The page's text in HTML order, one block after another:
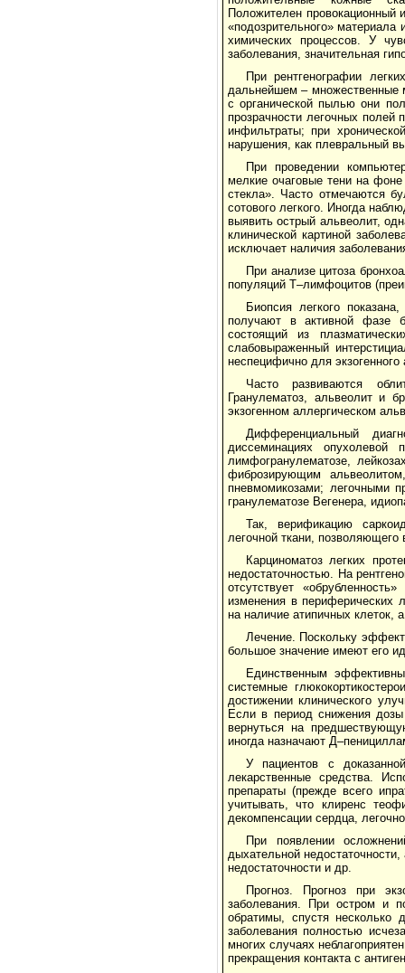
Положителен провокационный
«подозрительного»
химических процессов. У
заболевания, значительная
При рентгенографии
дальнейшем – множественные
с органической пылью они
прозрачности легочных полей
инфильтраты; при
нарушения, как плевральный
При проведении
мелкие очаговые тени на фоне
стекла». Часто отмечаются
сотового легкого. Иногда
выявить острый альвеолит,
клинической картиной
исключает наличия
При анализе цитоза
популяций Т–лимфоцитов
Биопсия легкого
получают в активной фазе
состоящий из
слабовыраженный
неспецифично для экзогенного
Часто развиваются
Гранулематоз, альвеолит и
экзогенном аллергическом
Дифференциальный
диссеминациях опухолевой
лимфогранулематозе,
фиброзирующим
пневмомикозами; легочными
гранулематозе Вегенера,
Так, верификацию
легочной ткани,
Карциноматоз легких
недостаточностью. На
отсутствует
изменения в периферических
на наличие атипичных клеток,
Лечение. Поскольку
большое значение имеют его
Единственным
системные
достижении клинического
Если в период снижения дозы
вернуться на
иногда назначают
У пациентов с
лекарственные средства.
препараты (прежде всего
учитывать, что клиренс
декомпенсации сердца,
При появлении
дыхательной
недостаточности и др.
Прогноз. Прогноз при
заболевания. При остром и
обратимы, спустя несколько
заболевания полностью
многих случаях
прекращения контакта с